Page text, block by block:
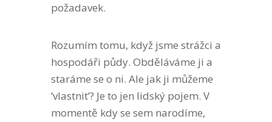
požadavek.
Rozumím tomu, když jsme strážci a
hospodáři půdy. Obděláváme ji a
staráme se o ni. Ale jak ji můžeme
‘vlastnit’? Je to jen lidský pojem. V
momentě kdy se sem narodíme,